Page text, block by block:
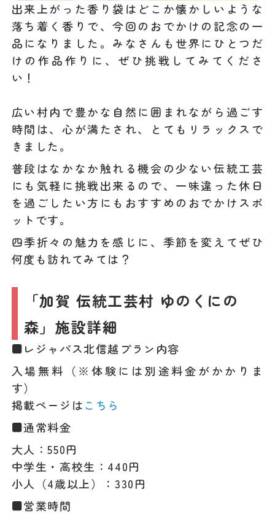
出来上がった香り袋はどこか懐かしいような
落ち着く香りで、今回のおでかけの記念の一
品になりました。みなさんも世界にひとつだ
けの作品作りに、ぜひ挑戦してみてくださ
い！
広い村内で豊かな自然に囲まれながら過ごす
時間は、心が満たされ、とてもリラックスで
きました。
普段はなかなか触れる機会の少ない伝統工芸
にも気軽に挑戦出来るので、一味違った休日
を過ごしたい方にもおすすめのおでかけスポ
ットです。
四季折々の魅力を感じに、季節を変えてぜひ
何度も訪れてみては？
「加賀 伝統工芸村 ゆのくにの
森」施設詳細
■レジャパス北信越プラン内容
入場無料（※体験には別途料金がかかりま
す）
掲載ページはこちら
■通常料金
大人：550円
中学生・高校生：440円
小人（4歳以上）：330円
■営業時間